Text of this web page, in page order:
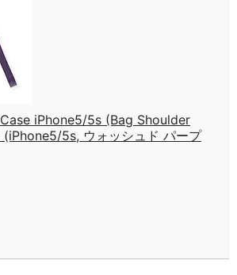
iPhone5/5s (Bag Shoulder
5s, ウォッシュド パープ